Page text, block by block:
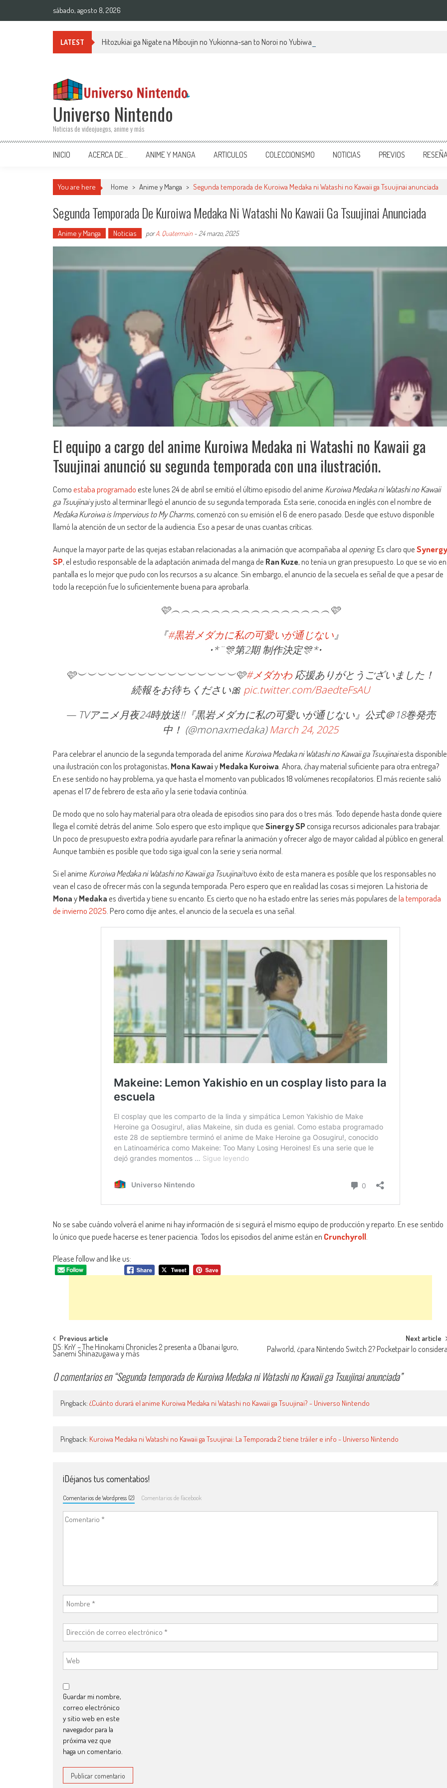
sábado, agosto 8, 2026
LATEST Hitozukiai ga Nigate na Miboujin no Yukionna-san to Noroi no Yubiwa, su mes de estreno y avances
Universo Nintendo
Noticias de videojuegos, anime y más
INICIO ACERCA DE… ANIME Y MANGA ARTICULOS COLECCIONISMO NOTICIAS PREVIOS
You are here Home > Anime y Manga > Segunda temporada de Kuroiwa Medaka ni Watashi no Kawaii ga Tsuujinai anunciada
Segunda Temporada De Kuroiwa Medaka Ni Watashi No Kawaii Ga Tsuujinai Anunciada
Anime y Manga Noticias porA. Quatermain - 24 marzo, 2025
El equipo a cargo del anime Kuroiwa Medaka ni Watashi no Kawaii ga
Tsuujinai anunció su segunda temporada con una ilustración.
Comoestaba programadoeste lunes 24 de abril se emitió el último episodio del anime Kuroiwa Medaka ni Watashi no Kawaii
ga Tsuujinaiy justo al terminar llegó el anuncio de su segunda temporada. Esta serie, conocida en inglés con el nombre de
Medaka Kuroiwa is Impervious to My Charms, comenzó con su emisión el 6 de enero pasado. Desde que estuvo disponible
llamó la atención de un sector de la audiencia. Eso a pesar de unas cuantas críticas.
Aunque la mayor parte de las quejas estaban relacionadas a la animación que acompañaba al opening. Es claro queSynergy
SP, el estudio responsable de la adaptación animada del manga de Ran Kuze, no tenía un gran presupuesto. Lo que se vio en
pantalla es lo mejor que pudo con los recursos a su alcance. Sin embargo, el anuncio de la secuela es señal de que a pesar de
todo la recepción fue lo suficientemente buena para aprobarla.
🩷︵︵︵︵︵︵︵︵︵︵︵︵︵︵︵︵🩷
『#黒岩メダカに私の可愛いが通じない』
•*¨🎊第2期 制作決定🎊*•
🩷︶︶︶︶︶︶︶︶︶︶︶︶︶︶︶︶🩷#メダかわ 応援ありがとうございました！
続報をお待ちください🎀 pic.twitter.com/BaedteFsAU
— TVアニメ月夜24時放送!!『黒岩メダカに私の可愛いが通じない』公式＠18巻発売
中！ (@monaxmedaka)March 24, 2025
Para celebrar el anuncio de la segunda temporada del anime Kuroiwa Medaka ni Watashi no Kawaii ga Tsuujinaiesta disponible
una ilustración con los protagonistas, Mona KawaiyMedaka Kuroiwa. Ahora, ¿hay material suficiente para otra entrega?
En ese sentido no hay problema, ya que hasta el momento van publicados 18 volúmenes recopilatorios. El más reciente salió
apenas el 17 de febrero de esta año y la serie todavía continúa.
De modo que no solo hay material para otra oleada de episodios sino para dos o tres más. Todo depende hasta donde quiere
llega el comité detrás del anime. Solo espero que esto implique queSinergy SPconsiga recursos adicionales para trabajar.
Un poco de presupuesto extra podría ayudarle para refinar la animación y ofrecer algo de mayor calidad al público en general.
Aunque también es posible que todo siga igual con la serie y sería normal.
Si el anime Kuroiwa Medaka ni Watashi no Kawaii ga Tsuujinaituvo éxito de esta manera es posible que los responsables no
vean el caso de ofrecer más con la segunda temporada. Pero espero que en realidad las cosas sí mejoren. La historia de
MonayMedakaes divertida y tiene su encanto. Es cierto que no ha estado entre las series más populares dela temporada
de invierno 2025. Pero como dije antes, el anuncio de la secuela es una señal.
No se sabe cuándo volverá el anime ni hay información de si seguirá el mismo equipo de producción y reparto. En ese sentido
lo único que puede hacerse es tener paciencia. Todos los episodios del anime están en Crunchyroll.
Please follow and like us:
Navegación de entradas
Previous article
DS: KnY – The Hinokami Chronicles 2 presenta a Obanai Iguro,
Sanemi Shinazugawa y más
Next article
Palworld, ¿para Nintendo Switch 2? Pocketpair lo
0 comentarios en “Segunda temporada de Kuroiwa Medaka ni Watashi no Kawaii ga Tsuujinai anunciada”
Pingback: ¿Cuánto durará el anime Kuroiwa Medaka ni Watashi no Kawaii ga Tsuujinai? - Universo Nintendo
Pingback: Kuroiwa Medaka ni Watashi no Kawaii ga Tsuujinai: La Temporada 2 tiene tráiler e info - Universo Nintendo
¡Déjanos tus comentatios!
Comentarios de Wordpress (2) Comentarios de Facebook
Guardar mi nombre,
correo electrónico
y sitio web en este
navegador para la
próxima vez que
haga un comentario.